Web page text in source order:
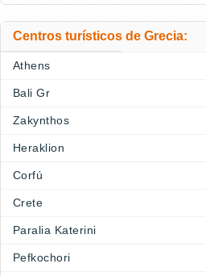
Centros turísticos de Grecia:
Athens
Bali Gr
Zakynthos
Heraklion
Corfú
Crete
Paralia Katerini
Pefkochori